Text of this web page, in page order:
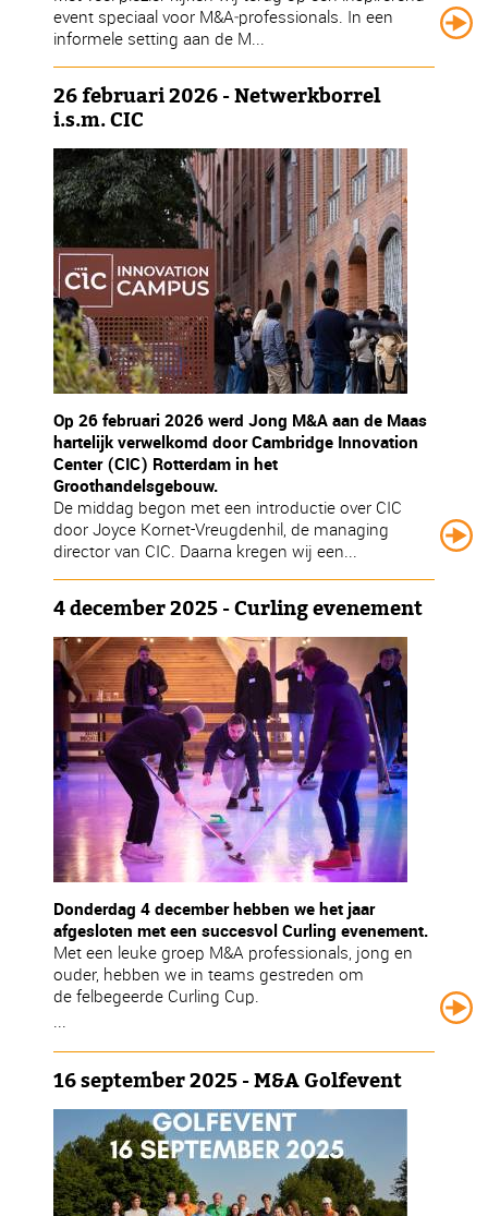
event speciaal voor M&A‑professionals. In een
informele setting aan de M...
26 februari 2026 - Netwerkborrel
i.s.m. CIC
Op 26 februari 2026 werd Jong M&A aan de Maas
hartelijk verwelkomd door Cambridge Innovation
Center (CIC) Rotterdam in het
Groothandelsgebouw.
De middag begon met een introductie over CIC
door Joyce Kornet-Vreugdenhil, de managing
director van CIC. Daarna kregen wij een...
4 december 2025 - Curling evenement
Donderdag 4 december hebben we het jaar
afgesloten met een succesvol Curling evenement.
Met een leuke groep M&A professionals, jong en
ouder, hebben we in teams gestreden om
de felbegeerde Curling Cup.
...
16 september 2025 - M&A Golfevent